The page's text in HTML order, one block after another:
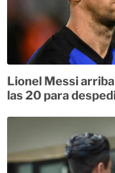
Lionel Messi
las 20 para